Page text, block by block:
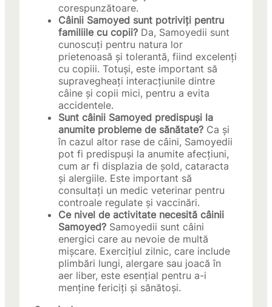
corespunzătoare.
Câinii Samoyed sunt potriviți pentru
familiile cu copii? Da, Samoyedii sunt
cunoscuți pentru natura lor
prietenoasă și tolerantă, fiind excelenți
cu copiii. Totuși, este important să
supravegheați interacțiunile dintre
câine și copii mici, pentru a evita
accidentele.
Sunt câinii Samoyed predispuși la
anumite probleme de sănătate? Ca și
în cazul altor rase de câini, Samoyedii
pot fi predispuși la anumite afecțiuni,
cum ar fi displazia de șold, cataracta
și alergiile. Este important să
consultați un medic veterinar pentru
controale regulate și vaccinări.
Ce nivel de activitate necesită câinii
Samoyed? Samoyedii sunt câini
energici care au nevoie de multă
mișcare. Exercițiul zilnic, care include
plimbări lungi, alergare sau joacă în
aer liber, este esențial pentru a-i
menține fericiți și sănătoși.